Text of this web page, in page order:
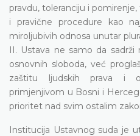
pravdu, toleranciju i
i pravične procedure kao
miroljubivih odnosa unutar
II. Ustava ne samo da sadrži
osnovnih sloboda, već
zaštitu ljudskih prava i
primjenjivom u Bosni i
prioritet nad svim ostalim
Institucija Ustavnog suda je